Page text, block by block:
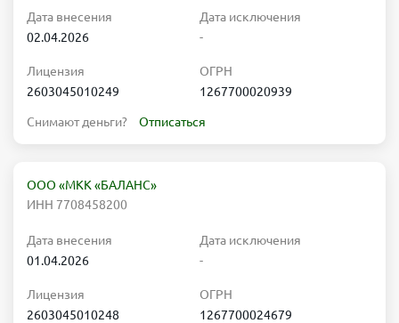
Дата внесения
02.04.2026
Дата исключения
-
Лицензия
2603045010249
ОГРН
1267700020939
Снимают деньги? Отписаться
ООО «МКК «БАЛАНС»
ИНН 7708458200
Дата внесения
01.04.2026
Дата исключения
-
Лицензия
2603045010248
ОГРН
1267700024679